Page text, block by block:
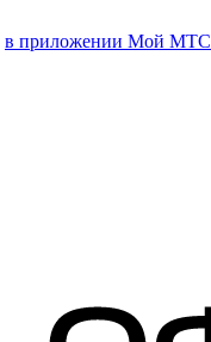
в приложении Мой МТС